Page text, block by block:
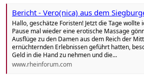
Bericht - Vero(nica) aus dem Siegburger
Hallo, geschätze Foristen! Jetzt die Tage
Pause mal wieder eine erotische Massage
Ausflüge zu den Damen aus dem Reich der
ernüchternden Erlebnissen geführt hatten,
Geld in die Hand zu nehmen und die...
www.rheinforum.com